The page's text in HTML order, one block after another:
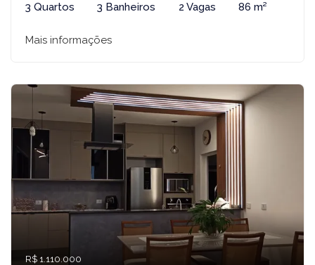
3 Quartos 3 Banheiros 2 Vagas 86 m²
Mais informações
R$ 1.110.000